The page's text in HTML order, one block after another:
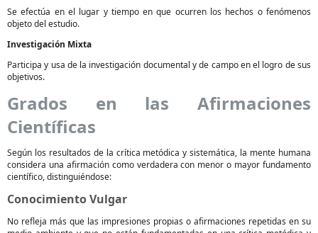
Se efectúa en el lugar y tiempo en que ocurren los hechos o fenómenos
objeto del estudio.
Investigación Mixta
Participa y usa de la investigación documental y de campo en el logro de sus
objetivos.
Grados en las Afirmaciones
Científicas
Según los resultados de la crítica metódica y sistemática, la mente humana
considera una afirmación como verdadera con menor o mayor fundamento
científico, distinguiéndose:
Conocimiento Vulgar
No refleja más que las impresiones propias o afirmaciones repetidas en su